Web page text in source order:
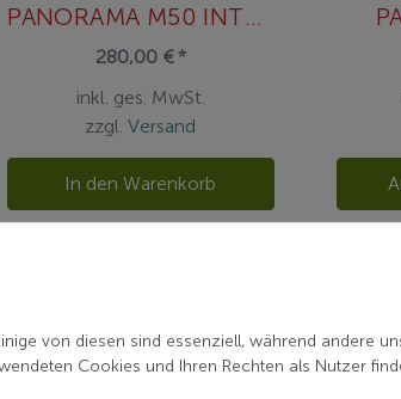
280,00 € *
inkl. ges. MwSt.
zzgl.Versand
In den Warenkorb
von diesen sind essenziell, während andere
Cookies und Ihren Rechten als Nutzer